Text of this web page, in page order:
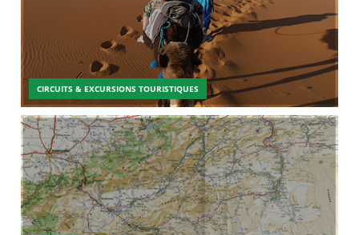
CIRCUITS & EXCURSIONS TOURISTIQUES